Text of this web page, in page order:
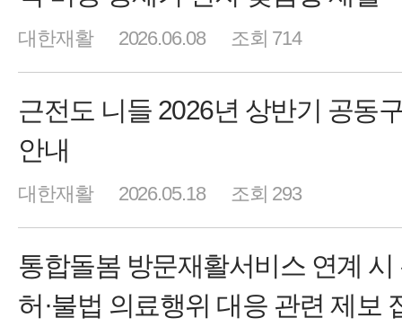
대한재활 2026.06.08 조회 714
근전도 니들 2026년 상반기 공동
안내
대한재활 2026.05.18 조회 293
통합돌봄 방문재활서비스 연계 시
허·불법 의료행위 대응 관련 제보